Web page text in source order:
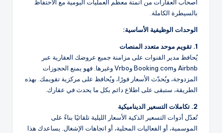
أصحاب العقارات من أتمتة معظم العمليات اليومية مع الاحتفاظ
بالسيطرة الكاملة.
الوحدات الوظيفية الأساسية:
1. تقويم موحد متعدد المنصات
يُحافظ مدير القنوات على مزامنة جميع عروضك العقارية عبر
Airbnb وBooking.com وVrbo وغيرها. فهو يمنع الحجوزات
المزدوجة، ويُحدّث الأسعار فورًا، ويُحافظ على مركزية تقويمك. بهذه
الطريقة، ستبقى على اطلاع دائم بكل ما يحدث في عقارك.
2. تكاملات التسعير الديناميكية
تُعدّل أدوات التسعير الذكية الأسعار الليلية تلقائيًا بناءً على
الموسمية، أو الفعاليات المحلية، أو اتجاهات الإشغال. يساعدك هذا